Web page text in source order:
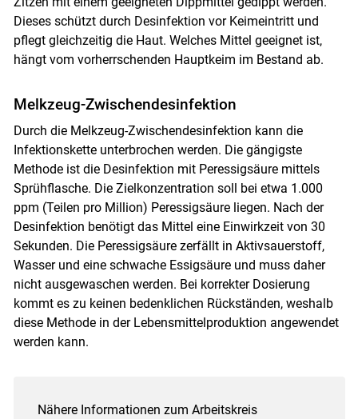
Dieses schützt durch Desinfektion vor Keimeintritt und
pflegt gleichzeitig die Haut. Welches Mittel geeignet ist,
hängt vom vorherrschenden Hauptkeim im Bestand ab.
Melkzeug-Zwischendesinfektion
Durch die Melkzeug-Zwischendesinfektion kann die
Infektionskette unterbrochen werden. Die gängigste
Methode ist die Desinfektion mit Peressigsäure mittels
Sprühflasche. Die Zielkonzentration soll bei etwa 1.000
ppm (Teilen pro Million) Peressigsäure liegen. Nach der
Desinfektion benötigt das Mittel eine Einwirkzeit von 30
Sekunden. Die Peressigsäure zerfällt in Aktivsauerstoff,
Wasser und eine schwache Essigsäure und muss daher
nicht ausgewaschen werden. Bei korrekter Dosierung
kommt es zu keinen bedenklichen Rückständen, weshalb
diese Methode in der Lebensmittelproduktion angewendet
werden kann.
Nähere Informationen zum Arbeitskreis